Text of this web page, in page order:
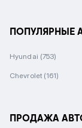
ПОПУЛЯРНЫЕ
Hyundai (753)
Chevrolet (161)
ПРОДАЖА